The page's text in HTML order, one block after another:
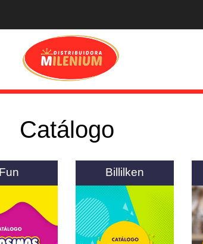
Catálogo
Fun Billilken